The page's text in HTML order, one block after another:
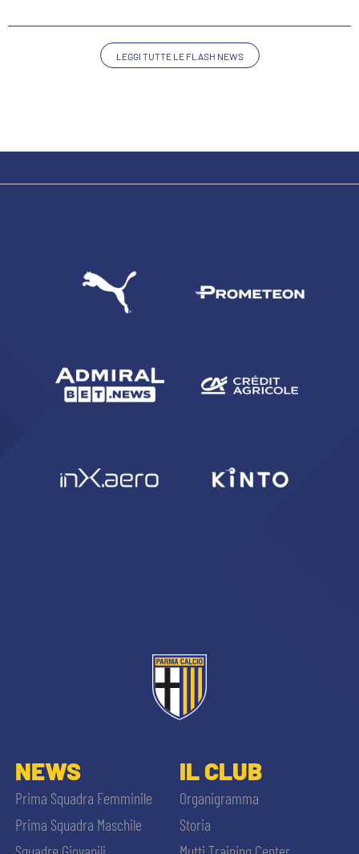
INFORMATIVA FINANZIARIA
LEGGI TUTTE LE FLASH NEWS
NEWS
Prima Squadra Femminile
Prima Squadra Maschile
IL CLUB
Organigramma
Storia
ACCETTA E SALVA